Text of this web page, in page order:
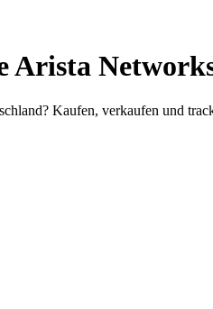
Arista
Kaufen, verkaufen und